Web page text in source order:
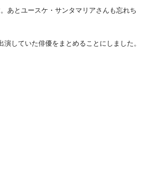
あとユースケ・サンタマリアさんも忘れち
していた俳優をまとめることにしました。